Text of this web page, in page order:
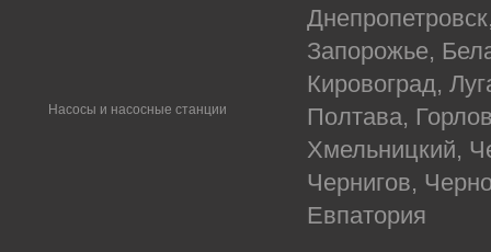
Насосы и насосные станции
Запорожье,
Кировоград,
Полтава,
Хмельницкий,
Чернигов,
Евпатория